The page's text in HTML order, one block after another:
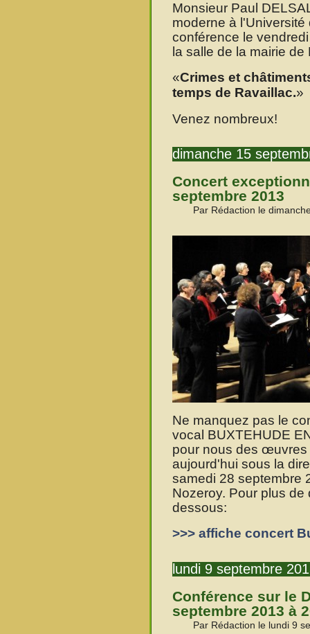
Monsieur Paul
moderne à
conférence le
la salle de la mairie
Crimes et
temps de Ravaillac.
Venez nombreux!
dimanche 15
Concert
septembre 2013
Par Rédaction le
Ne manquez pas le
vocal BUXTEHUDE
pour nous des œuvres
aujourd'hui sous la
samedi 28 septembre
Nozeroy. Pour plus de
dessous:
>>> affiche concert
lundi 9 septembre
Conférence sur le
septembre 2013 à
Par Rédaction le lundi 9